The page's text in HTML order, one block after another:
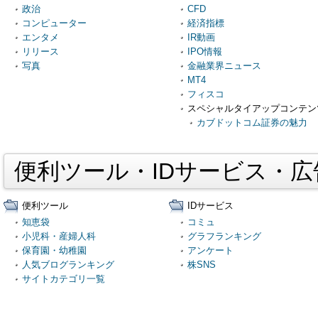
政治
コンピューター
エンタメ
リリース
写真
CFD
経済指標
IR動画
IPO情報
金融業界ニュース
MT4
フィスコ
スペシャルタイアップコンテ
カブドットコム証券の魅力
便利ツール・IDサービス・
便利ツール
知恵袋
小児科・産婦人科
保育園・幼稚園
人気ブログランキング
サイトカテゴリ一覧
IDサービス
コミュ
グラフランキング
アンケート
株SNS